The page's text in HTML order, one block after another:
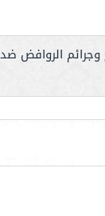
الروافض